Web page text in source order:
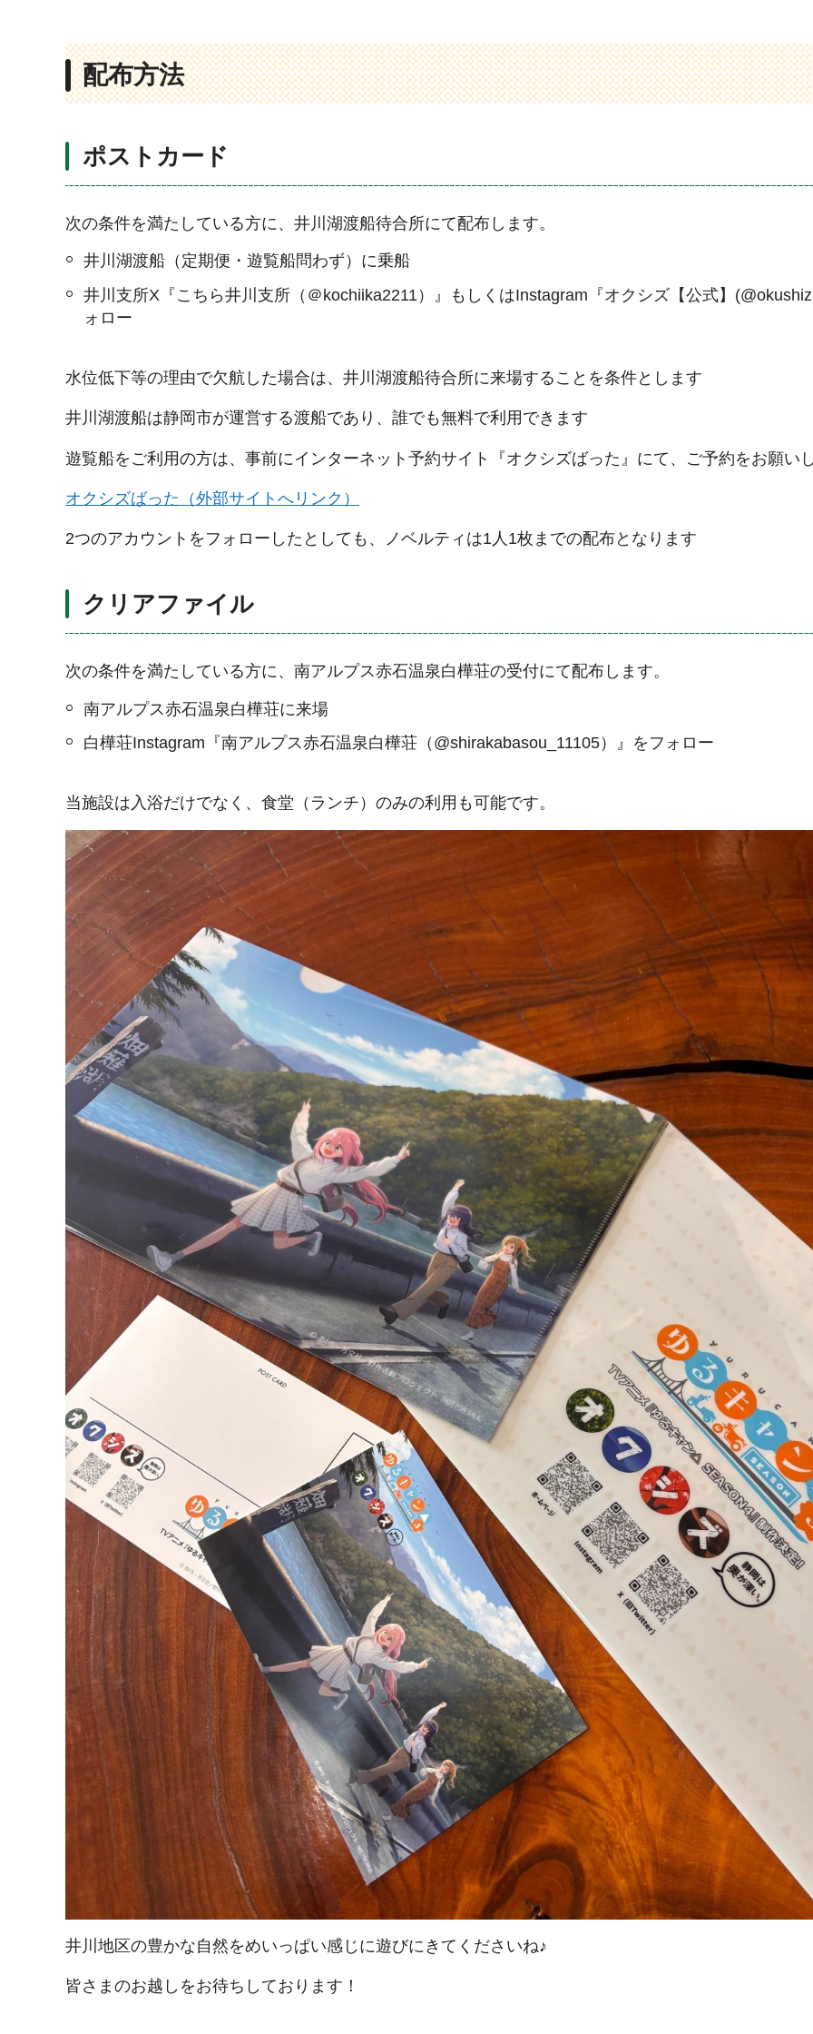
配布方法
ポストカード
次の条件を満たしている方に、井川湖渡船待合所にて配布します。
井川湖渡船（定期便・遊覧船問わず）に乗船
井川支所X『こちら井川支所（＠kochiika2211）』もしくはInstagram『オクシズ【公式】
ォロー
水位低下等の理由で欠航した場合は、井川湖渡船待合所に来場することを条件とします
井川湖渡船は静岡市が運営する渡船であり、誰でも無料で利用できます
遊覧船をご利用の方は、事前にインターネット予約サイト『オクシズばった』にて、ご予約をお願い
オクシズばった（外部サイトへリンク）
2つのアカウントをフォローしたとしても、ノベルティは1人1枚までの配布となります
クリアファイル
次の条件を満たしている方に、南アルプス赤石温泉白樺荘の受付にて配布します。
南アルプス赤石温泉白樺荘に来場
白樺荘Instagram『南アルプス赤石温泉白樺荘（@shirakabasou_11105）』をフォロー
当施設は入浴だけでなく、食堂（ランチ）のみの利用も可能です。
井川地区の豊かな自然をめいっぱい感じに遊びにきてくださいね♪
皆さまのお越しをお待ちしております！